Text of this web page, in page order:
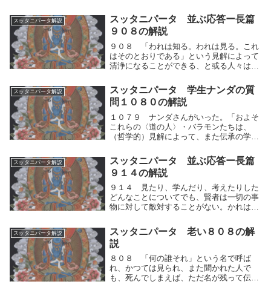
よ。聖者は、自らの人間的思考の運動を制
してふるまえ。傲慢⇔消沈の運動による傲
慢にならず、...
スッタニパータ解説
スッタニパータ 並ぶ応答ー長篇
９０８の解説
９０８ 「われは知る。われは見る。これ
はそのとおりである」という見解によって
清浄になることができる、と或る人々は理
それがそなたにとって、何の用があるのだ
ろう。かれらは、正しい道を踏みはずし
て、他人によっ...
スッタニパータ解説
スッタニパータ 学生ナンダの質
問１０８０の解説
１０７９ ナンダさんがいった。「およそ
これらの〈道の人〉・バラモンたちは、
（哲学的）見解によって、また伝承の学問
律や誓いを守ることによっても清浄になれ
ると言います。そのほか種々のしかたで清
浄になれるとも...
スッタニパータ解説
スッタニパータ 並ぶ応答ー長篇
９１４の解説
９１４ 見たり、学んだり、考えたりした
どんなことについてでも、賢者は一切の事
物に対して敵対することがない。かれは負
らいをなすことなく、快楽に耽（ふけ）る
ことなく、求めることもない。ー師はこの
ように言われ...
スッタニパータ解説
スッタニパータ 老い８０８の解
説
８０８ 「何の誰それ」という名で呼ば
れ、かつては見られ、また聞かれた人で
も、死んでしまえば、ただ名が残って伝え